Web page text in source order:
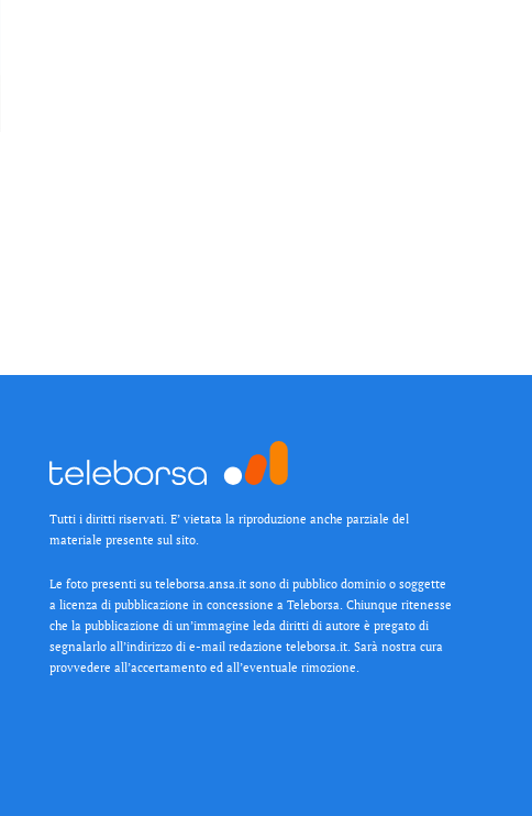
Tutti i diritti riservati. E’ vietata la riproduzione anche parziale del
materiale presente sul sito.
Le foto presenti su teleborsa.ansa.it sono di pubblico dominio o soggette
a licenza di pubblicazione in concessione a Teleborsa. Chiunque ritenesse
che la pubblicazione di un’immagine leda diritti di autore è pregato di
segnalarlo all’indirizzo di e-mail redazione teleborsa.it. Sarà nostra cura
provvedere all’accertamento ed all’eventuale rimozione.